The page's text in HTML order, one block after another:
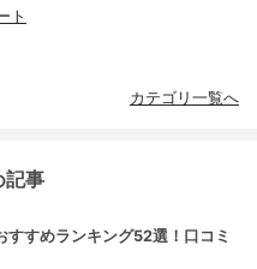
ト
カテゴリ一覧へ
記事
すすめランキング52選！口コミ